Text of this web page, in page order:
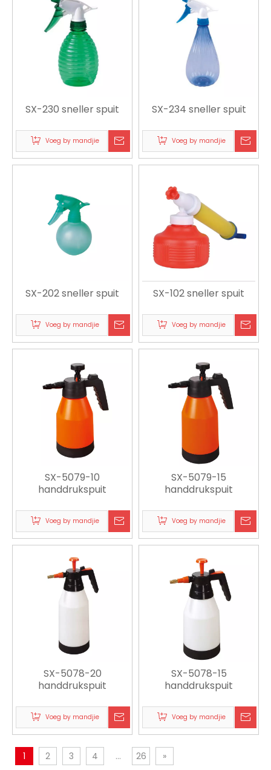
SX-230 sneller spuit
Voeg by mandjie
SX-234 sneller spuit
Voeg by mandjie
SX-202 sneller spuit
Voeg by mandjie
SX-102 sneller spuit
Voeg by mandjie
SX-5079-10
handdrukspuit
Voeg by mandjie
SX-5079-15
handdrukspuit
Voeg by mandjie
SX-5078-20
handdrukspuit
Voeg by mandjie
SX-5078-15
handdrukspuit
Voeg by mandjie
1 2 3 4 ... 26 »